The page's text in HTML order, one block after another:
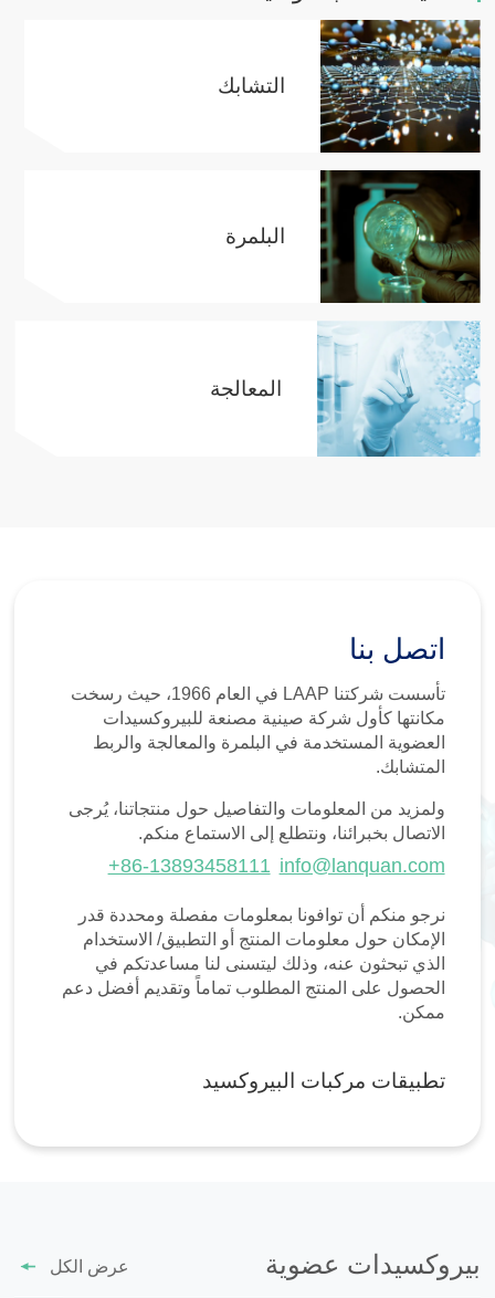
التشابك
البلمرة
المعالجة
اتصل بنا
تأسست شركتنا LAAP في العام 1966، حيث رسخت
مكانتها كأول شركة صينية مصنعة للبيروكسيدات
العضوية المستخدمة في البلمرة والمعالجة والربط
المتشابك.
ولمزيد من المعلومات والتفاصيل حول منتجاتنا، يُرجى
الاتصال بخبرائنا، ونتطلع إلى الاستماع منكم.
info@lanquan.com
+86-13893458111
نرجو منكم أن توافونا بمعلومات مفصلة ومحددة قدر
الإمكان حول معلومات المنتج أو التطبيق/ الاستخدام
الذي تبحثون عنه، وذلك ليتسنى لنا مساعدتكم في
الحصول على المنتج المطلوب تماماً وتقديم أفضل دعم
ممكن.
تطبيقات مركبات البيروكسيد
بيروكسيدات عضوية عرض الكل